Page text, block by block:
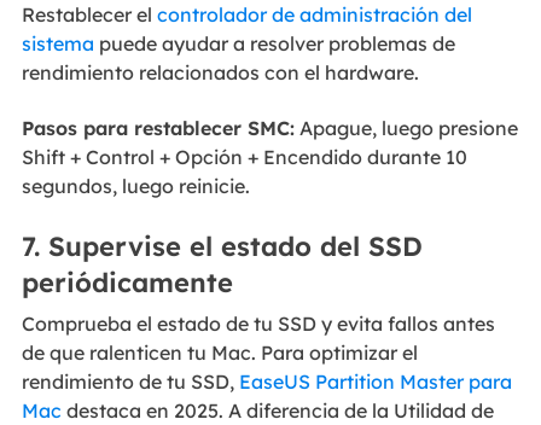
Restablecer el controlador de administración del
sistema puede ayudar a resolver problemas de
rendimiento relacionados con el hardware.
Pasos para restablecer SMC:Apague, luego presione
Shift + Control + Opción + Encendido durante 10
segundos, luego reinicie.
7. Supervise el estado del SSD
periódicamente
Comprueba el estado de tu SSD y evita fallos antes
de que ralenticen tu Mac. Para optimizar el
rendimiento de tu SSD, EaseUS Partition Master para
Mac destaca en 2025. A diferencia de la Utilidad de